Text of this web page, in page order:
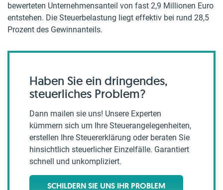
bewerteten Unternehmensanteil von fast 2,9 Millionen Euro
entstehen. Die Steuerbelastung liegt effektiv bei rund 28,5
Prozent des Gewinnanteils.
Haben Sie ein dringendes,
steuerliches Problem?
Dann mailen sie uns! Unsere Experten
kümmern sich um Ihre Steuerangelegenheiten,
erstellen Ihre Steuererklärung oder beraten Sie
hinsichtlich steuerlicher Einzelfälle. Garantiert
schnell und unkompliziert.
SCHILDERN SIE UNS IHR PROBLEM